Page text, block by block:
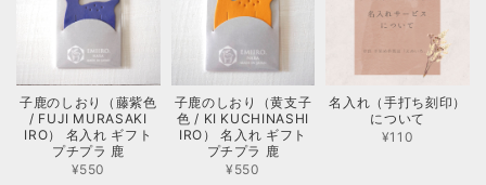
子鹿のしおり（藤紫色
/ FUJI MURASAKI
IRO） 名入れ ギフト
プチプラ 鹿
¥550
子鹿のしおり（黄支子
色 / KI KUCHINASHI
IRO） 名入れ ギフト
プチプラ 鹿
¥550
名入れ（手打ち刻印）
について
¥110